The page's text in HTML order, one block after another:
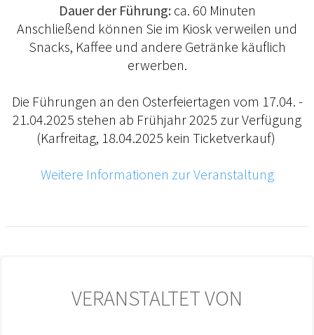
Dauer der Führung:ca. 60 Minuten
Anschließend können Sie im Kiosk verweilen und
Snacks, Kaffee und andere Getränke käuflich
erwerben.
Die Führungen an den Osterfeiertagen vom 17.04. -
21.04.2025 stehen ab Frühjahr 2025 zur Verfügung
(Karfreitag, 18.04.2025 kein Ticketverkauf)
Weitere Informationen zur Veranstaltung
VERANSTALTET VON